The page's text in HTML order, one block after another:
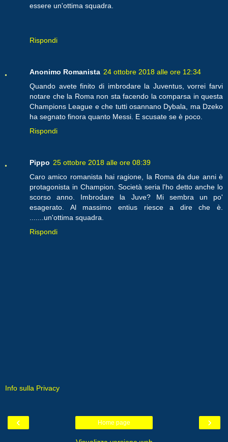
essere un'ottima squadra.
Rispondi
Anonimo Romanista 24 ottobre 2018 alle ore 12:34
Quando avete finito di imbrodare la Juventus, vorrei farvi
notare che la Roma non sta facendo la comparsa in questa
Champions League e che tutti osannano Dybala, ma Dzeko
ha segnato finora quanto Messi. E scusate se è poco.
Rispondi
Pippo 25 ottobre 2018 alle ore 08:39
Caro amico romanista hai ragione, la Roma da due anni è
protagonista in Champion. Società seria l'ho detto anche lo
scorso anno. Imbrodare la Juve? Mi sembra un po'
esagerato. Al massimo entius riesce a dire che è.
.......un'ottima squadra.
Rispondi
Info sulla Privacy
‹ ›
Home page